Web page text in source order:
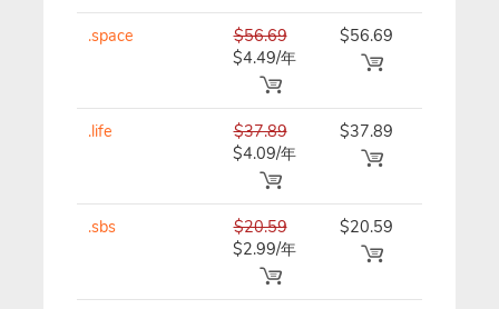
.space
$56.69
$4.49/年
$56.69
.life
$37.89
$4.09/年
$37.89
.sbs
$20.59
$2.99/年
$20.59